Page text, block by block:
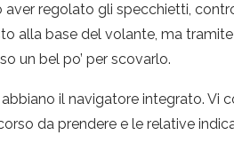
regolato gli specchietti,
alla base del volante, ma
un bel po’ per scovarlo.
il navigatore integrato. Vi
da prendere e le relative